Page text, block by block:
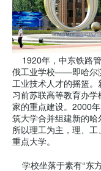
1920年，中东铁路管
俄工业学校——即哈尔
工业技术人才的摇篮
习前苏联高等教育办学
家的重点建设。2000
筑大学合并组建新的
所以理工为主，理、
重点大学。
学校坐落于素有“东